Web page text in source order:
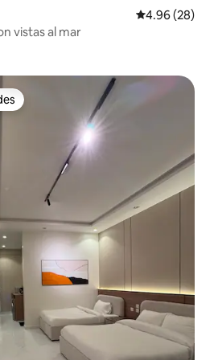
Calificación
4.96 (28)
vistas al mar